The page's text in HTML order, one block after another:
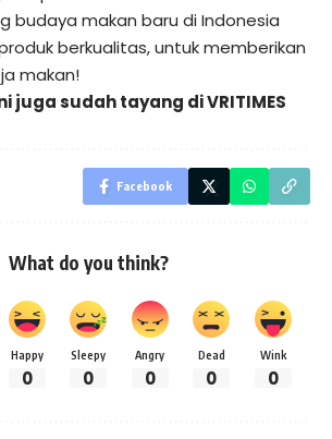
budaya makan baru di Indonesia
berkualitas, untuk memberikan
makan!
juga sudah tayang diVRITIMES
Facebook
What do you think?
Happy
0
Sleepy
0
Angry
0
Dead
0
Wink
0